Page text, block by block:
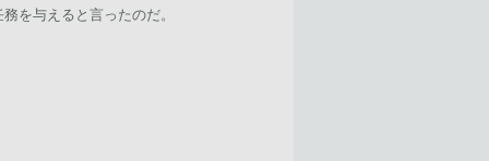
を与えると言ったのだ。